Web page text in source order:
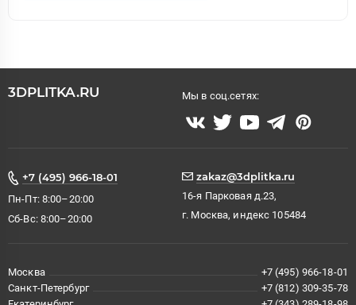
3DPLITKA.RU Мы в соц.сетях:
+7 (495) 966-18-01
Пн-Пт: 8:00–20:00
Сб-Вс: 8:00–20:00
zakaz@3dplitka.ru
16-я Парковая д.23,
г. Москва, индекс 105484
Москва
+7 (495) 966-18-01
Санкт-Петербург
+7 (812) 309-35-78